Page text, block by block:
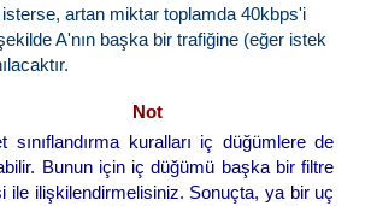
isterse, artan miktar toplamda 40kbps'i
A'nın başka bir trafiğine (eğer istek
Not
sınıflandırma kuralları iç düğümlere de
Bunun için iç düğümü başka bir filtre
ile ilişkilendirmelisiniz. Sonuçta, ya bir uç